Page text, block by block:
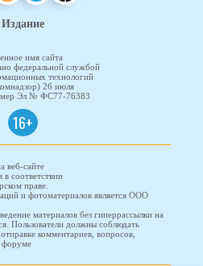
Издание
имя сайта
федеральной службой
технологий
26 июля
Эл № ФС77-76383
16+
веб-сайте
в соответствии
праве.
и фотоматериалов является ООО
материалов без гиперрассылки на
Пользователи должны соблюдать
комментариев, вопросов,
форуме